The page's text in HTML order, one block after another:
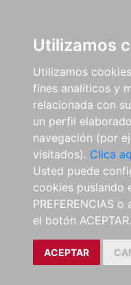
Utilizamos
Utilizamos
fines analíticos y
relacionada con
un perfil
navegación (por
visitados). Clica
Usted puede
cookies puslando
PREFERENCIAS
el botón ACEPTAR.
ACEPTAR